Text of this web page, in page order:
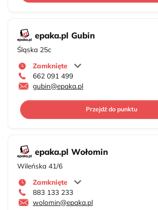
epaka.pl Gubin
Śląska 25c
Zamknięte
662 091 499
gubin@epaka.pl
Przejdź do punktu
epaka.pl Wołomin
Wileńska 41/6
Zamknięte
883 133 233
wolomin@epaka.pl